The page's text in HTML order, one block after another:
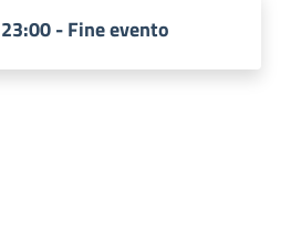
23:00 - Fine evento